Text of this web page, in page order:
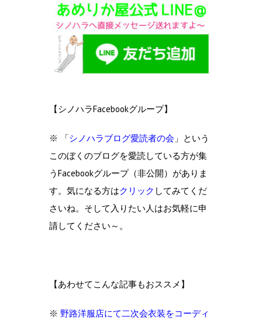
【シノハラFacebookグループ】
※ 「シノハラブログ愛読者の会 」という
このぼくのブログを愛読している方が集
うFacebookグループ（非公開）がありま
す。気になる方はクリック してみてくだ
さいね。そして入りたい人はお気軽に申
請してください～。
【あわせてこんな記事もおススメ】
※ 野路洋服店にて二次会衣装をコーディ